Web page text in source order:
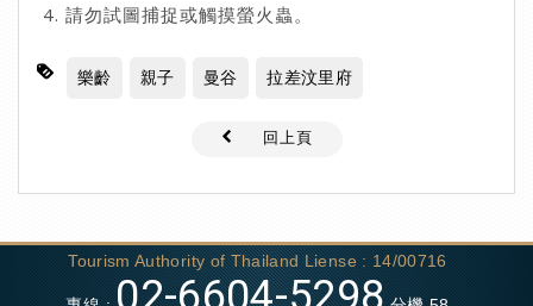
4. 請勿試圖捕捉或觸摸螢火蟲。
樂齡 親子 曼谷 拉差汶里府
回上頁
Tourism Authority of Thailand Liense : 14/00716